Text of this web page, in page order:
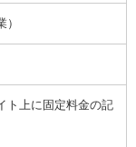
）
ト上に固定料金の記